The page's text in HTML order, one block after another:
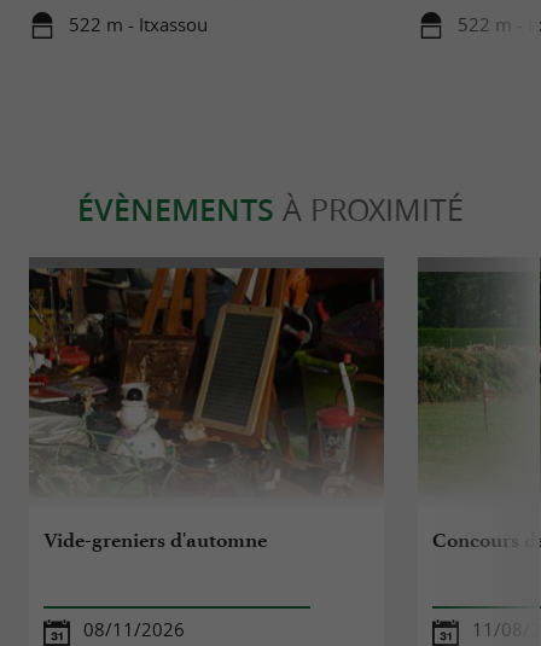
522 m - Itxassou 522 m -
ÉVÈNEMENTS À PROXIMITÉ
Vide-greniers d'automne
08/11/2026
Concours
11/08/